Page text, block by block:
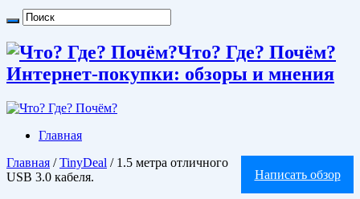
Что? Где? Почём?
Интернет-покупки: обзоры и мнения
Главная
Написать обзор
Главная / TinyDeal / 1.5 метра отличного
USB 3.0 кабеля.